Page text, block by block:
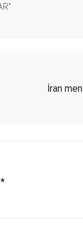
İran
*